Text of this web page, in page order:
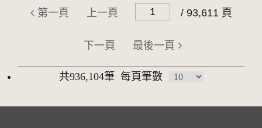
第一頁 上一頁 / 93,611 頁
下一頁 最後一頁
共936,104筆 每頁筆數